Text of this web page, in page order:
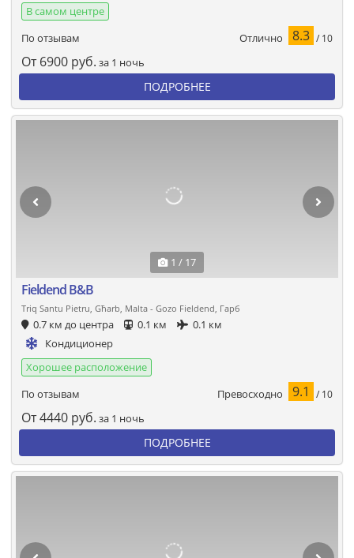
В самом центре
По отзывам
Отлично 8.3 / 10
От 6900 руб. за 1 ночь
ПОДРОБНЕЕ
1 / 17
Fieldend B&B
Triq Santu Pietru, Għarb, Malta - Gozo Fieldend, Гарб
0.7 км до центра 0.1 км
0.1 км
Кондиционер
Хорошее расположение
По отзывам
Превосходно 9.1 / 10
От4440 руб. за 1 ночь
ПОДРОБНЕЕ